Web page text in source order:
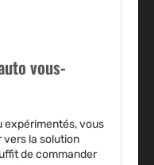
vous-
expérimentés, vous
la solution
de commander